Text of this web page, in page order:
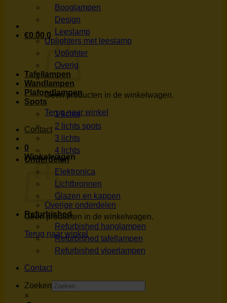
€0.00 0
Geen producten in de winkelwagen.
Terug naar winkel
Contact
0
Winkelwagen
Geen producten in de winkelwagen.
Terug naar winkel
Booglampen
Design
Leeslamp
Uplighters met leeslamp
Uplighter
Overig
Tafellampen
Wandlampen
Plafondlampen
Spots
1 lichts
2 lichts spots
3 lichts
4 lichts
Onderdelen
Elektronica
Lichtbronnen
Glazen en kappen
Overige onderdelen
Refurbished
Refurbished hanglampen
Refurbished tafellampen
Refurbished vloerlampen
Contact
Zoeken
×